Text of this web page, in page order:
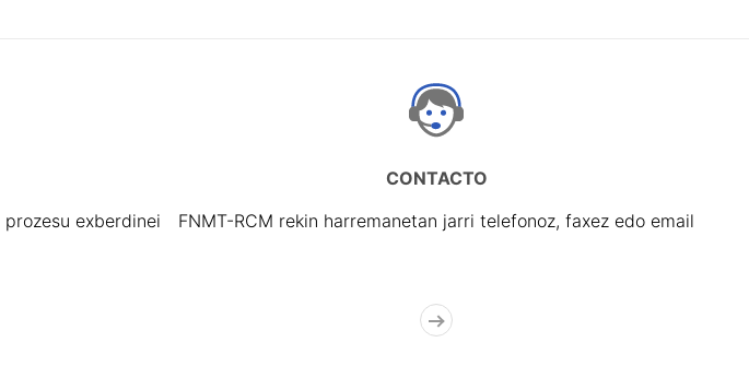
exberdinei
CONTACTO
FNMT-RCM rekin harremanetan jarri telefonoz, faxez edo email